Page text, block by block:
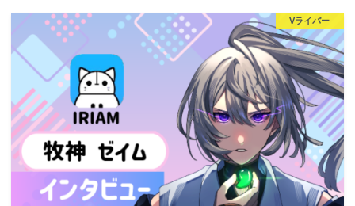
Vライバー